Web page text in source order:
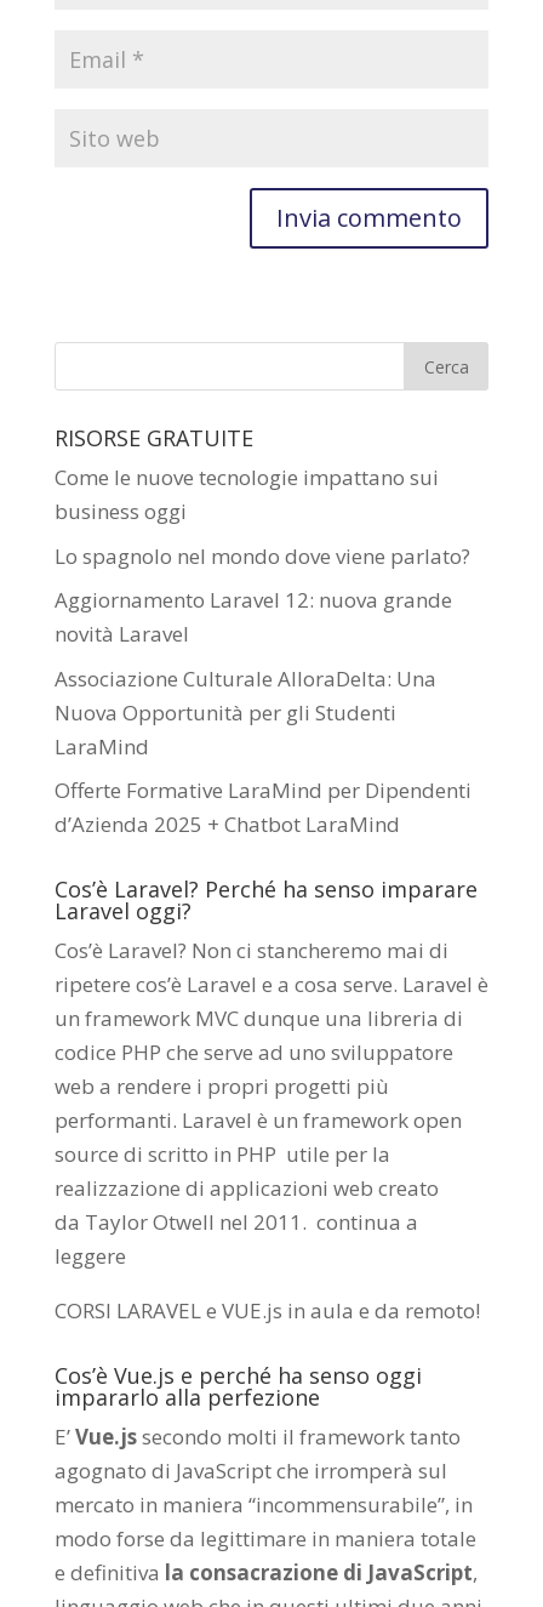
RISORSE GRATUITE
Come le nuove tecnologie impattano sui
business oggi
Lo spagnolo nel mondo dove viene parlato?
Aggiornamento Laravel 12: nuova grande
novità Laravel
Associazione Culturale AlloraDelta: Una
Nuova Opportunità per gli Studenti
LaraMind
Offerte Formative LaraMind per Dipendenti
d’Azienda 2025 + Chatbot LaraMind
Cos’è Laravel? Perché ha senso imparare
Laravel oggi?
Cos’è Laravel? Non ci stancheremo mai di
ripetere cos’è Laravel e a cosa serve. Laravel è
un framework MVC dunque una libreria di
codice PHP che serve ad uno sviluppatore
web a rendere i propri progetti più
performanti. Laravel è un framework open
source di scritto in PHP utile per la
realizzazione di applicazioni web creato
da Taylor Otwell nel 2011. continua a
leggere
CORSI LARAVEL e VUE.js in aula e da remoto!
Cos’è Vue.js e perché ha senso oggi
impararlo alla perfezione
E’Vue.jssecondo molti il framework tanto
agognato di JavaScript che irromperà sul
mercato in maniera “incommensurabile”, in
modo forse da legittimare in maniera totale
e definitiva la consacrazione di JavaScript,